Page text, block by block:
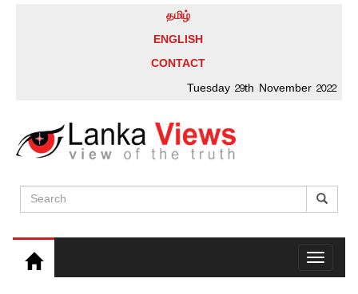
தமிழ்
ENGLISH
CONTACT
Tuesday 29th November 2022
Toggle